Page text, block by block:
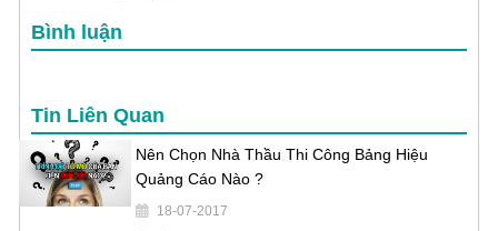
Bình luận
Tin Liên Quan
Nên Chọn Nhà Thầu Thi Công Bảng Hiệu
Quảng Cáo Nào ?
18-07-2017